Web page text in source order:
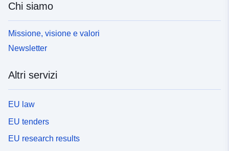
Chi siamo
Missione, visione e valori
Newsletter
Altri servizi
EU law
EU tenders
EU research results